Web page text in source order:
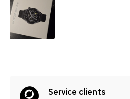
Service clients